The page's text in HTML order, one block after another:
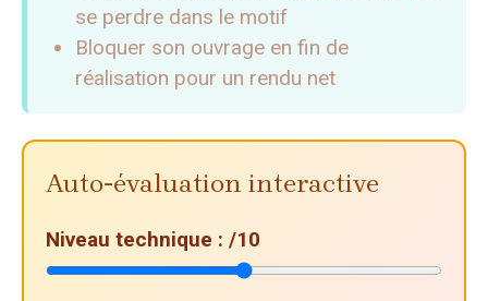
se perdre dans le motif
Bloquer son ouvrage en fin de
réalisation pour un rendu net
Auto-évaluation interactive
Niveau technique : /10